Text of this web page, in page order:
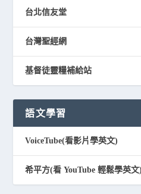
台北信友堂
台灣聖經網
基督徒靈糧補給站
語文學習
VoiceTube(看影片學英文)
希平方(看 YouTube 輕鬆學英文)